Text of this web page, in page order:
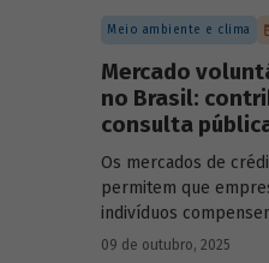
Meio ambiente e clima
Mercado
no Brasil:
consulta
Os mercados de
permitem que
indivíduos
partir da compra de
09 de outubro, 2025